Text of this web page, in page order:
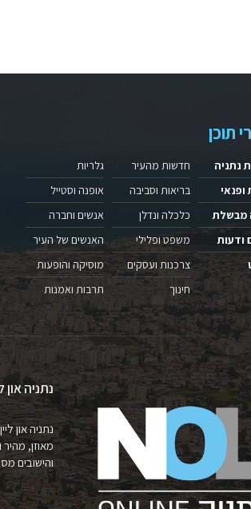
תוכן
נתניה
ופנאי
מבשלת
ודעות
חדשות מהעיר
בריאות וסביבה
כלכלה ונדלן
משפט ופלילי
צרכנות ועסקים
חינוך
גלריות
אופנה וסטייל
אנשים וחברה
האנשים של העיר
מוסיקה והופעות
תרבות ואמנות
נתניה און
נתניה און
מאוזן,
והישובים מסביב.